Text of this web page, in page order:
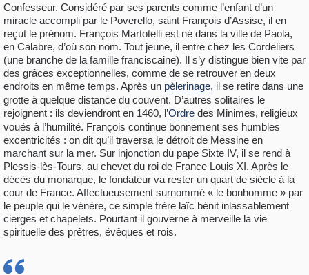
Confesseur. Considéré par ses parents comme l’enfant d’un
miracle accompli par le Poverello, saint François d’Assise, il en
reçut le prénom. François Martotelli est né dans la ville de Paola,
en Calabre, d’où son nom. Tout jeune, il entre chez les Cordeliers
(une branche de la famille franciscaine). Il s’y distingue bien vite par
des grâces exceptionnelles, comme de se retrouver en deux
endroits en même temps. Après un pèlerinage, il se retire dans une
grotte à quelque distance du couvent. D’autres solitaires le
rejoignent : ils deviendront en 1460, l’Ordre des Minimes, religieux
voués à l’humilité. François continue bonnement ses humbles
excentricités : on dit qu’il traversa le détroit de Messine en
marchant sur la mer. Sur injonction du pape Sixte IV, il se rend à
Plessis-lès-Tours, au chevet du roi de France Louis XI. Après le
décès du monarque, le fondateur va rester un quart de siècle à la
cour de France. Affectueusement surnommé « le bonhomme » par
le peuple qui le vénère, ce simple frère laïc bénit inlassablement
cierges et chapelets. Pourtant il gouverne à merveille la vie
spirituelle des prêtres, évêques et rois.